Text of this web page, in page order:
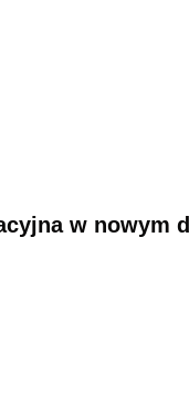
w nowym